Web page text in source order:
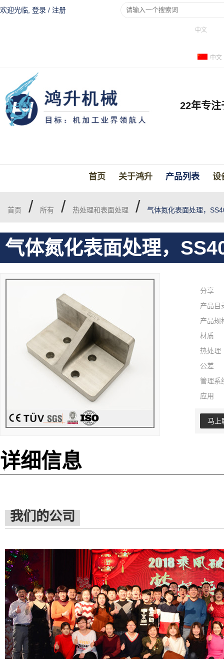
欢迎光临, 登录 / 注册
中文
中文
22年专注
首页 关于鸿升 产品列表 设
首页 / 所有 / 热处理和表面处理 / 气体氮化表面处理，
气体氮化表面处理，
分享
产品目
产品规
材质
热处理
公差
管理系
应用
马上
详细信息
我们的公司